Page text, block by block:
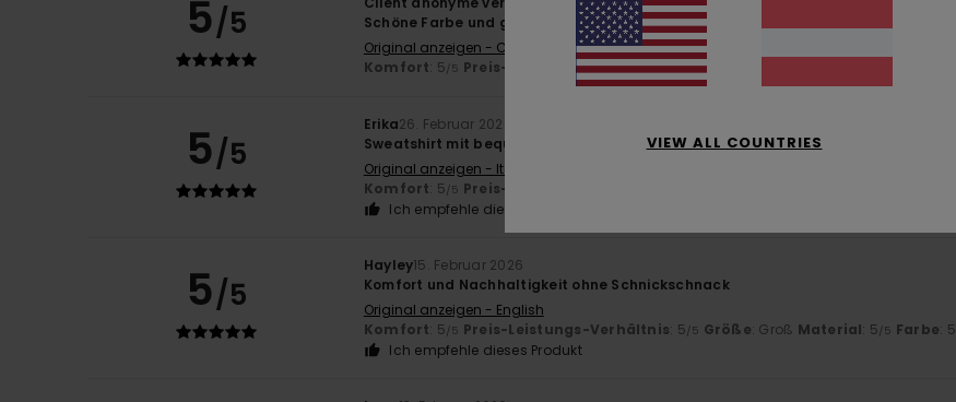
5/5
Schöne Farbe und gute Qualität
Original anzeigen - Castellano
Komfort: 5/5 Preis-Leistungs-Verhältnis: 5/5 Größe
5/5
Erika26. Februar 2026
Sweatshirt mit bequemer Passform, schöner Stoff.
Original anzeigen - Italiano
Komfort: 5/5 Preis-Leistungs-Verhältnis
Ich empfehle dieses Produkt
5/5
Hayley15. Februar 2026
Komfort und Nachhaltigkeit ohne Schnickschnack
Original anzeigen - English
Komfort: 5/5 Preis-Leistungs-Verhältnis: 5/5 Größe: Groß Material: 5/5 Farbe: 5
Ich empfehle dieses Produkt
VIEW ALL COUNTRIES